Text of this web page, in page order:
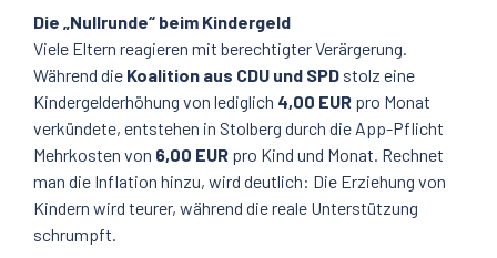
Die „Nullrunde“ beim Kindergeld
Viele Eltern reagieren mit berechtigter Verärgerung.
Während die Koalition aus CDU und SPD stolz eine
Kindergelderhöhung von lediglich 4,00 EUR pro Monat
verkündete, entstehen in Stolberg durch die App-Pflicht
Mehrkosten von 6,00 EUR pro Kind und Monat. Rechnet
man die Inflation hinzu, wird deutlich: Die Erziehung von
Kindern wird teurer, während die reale Unterstützung
schrumpft.